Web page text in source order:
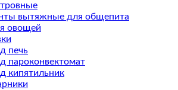
вытяжные для общепита
овощей
печь
пароконвектомат
кипятильник